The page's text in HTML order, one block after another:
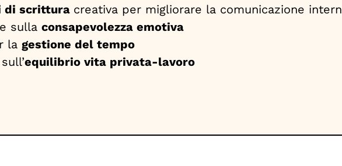
di scrittura creativa per migliorare la comunicazione
sulla consapevolezza emotiva
la gestione del tempo
equilibrio vita privata-lavoro